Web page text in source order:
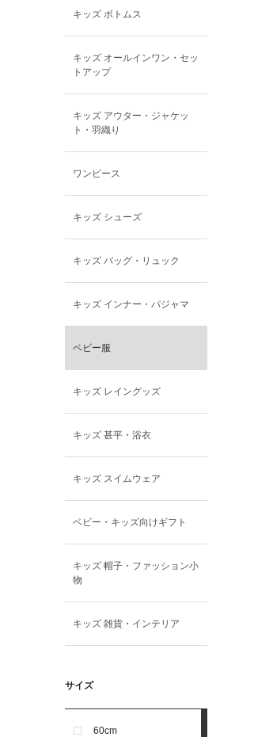
allolun.
ICE RING
キッズ ボトムス
キッズ オールインワン・セッ
トアップ
キッズ アウター・ジャケッ
ト・羽織り
ワンピース
キッズ シューズ
キッズ バッグ・リュック
キッズ インナー・パジャマ
ベビー服
キッズ レイングッズ
キッズ 甚平・浴衣
キッズ スイムウェア
ベビー・キッズ向けギフト
キッズ 帽子・ファッション小
物
キッズ 雑貨・インテリア
サイズ
60cm